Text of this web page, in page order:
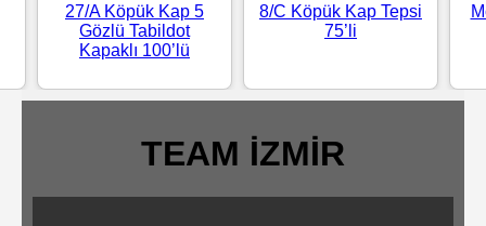
Standart
Islak
Pipetler
27/A Köpük Kap 5
Gözlü Tabildot
Kapaklı 100’lü
8/C Köpük Kap Tepsi
75’li
TEAM İZMİR